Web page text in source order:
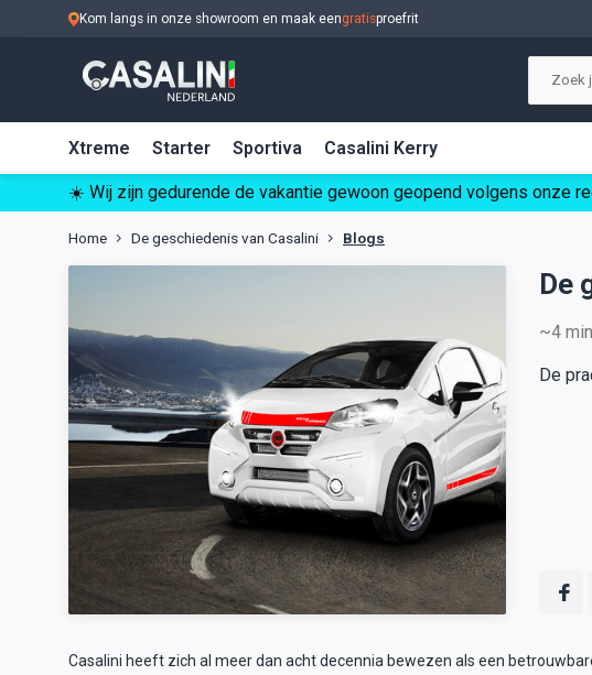
Kom langs in onze showroom en maak eengratisproefrit
Xtreme Starter Sportiva Casalini Kerry
☀️ Wij zijn gedurende de vakantie gewoon geopend volgens onze
Home De geschiedenis van Casalini Blogs
De
~4
De
Casalini heeft zich al meer dan acht decennia bewezen als een